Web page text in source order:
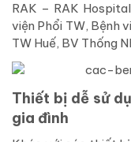
RAK – RAK
viện Phổi TW, Bệnh
TW Huế, BV Thống
Thiết bị dễ sử
gia đình